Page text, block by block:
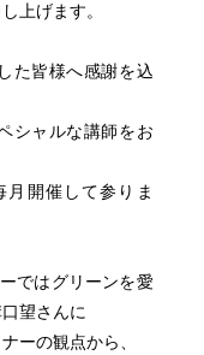
上げます。
た皆様へ感謝を込
シャルな講師をお
開催して参りま
ではグリーンを愛
望さんに
ーの観点から、